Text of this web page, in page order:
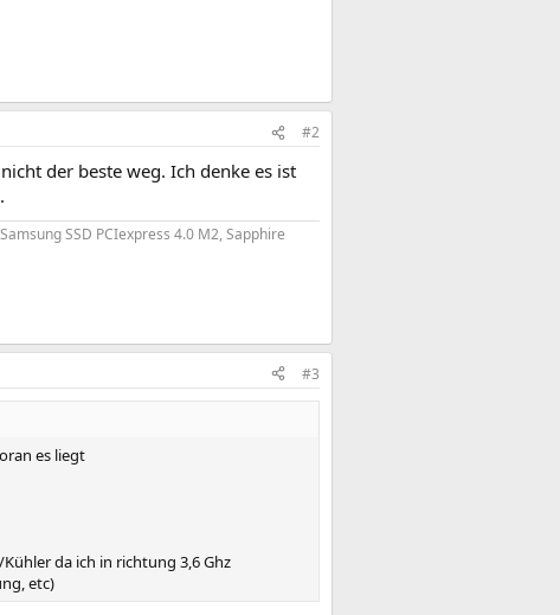
#2
der beste weg. Ich denke es ist
SSD PCIexpress 4.0 M2, Sapphire
#3
es liegt
da ich in richtung 3,6 Ghz
etc)